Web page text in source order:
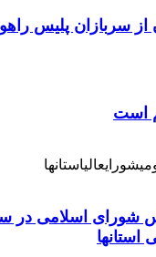
سربازان پلیس
است
اسلامی در